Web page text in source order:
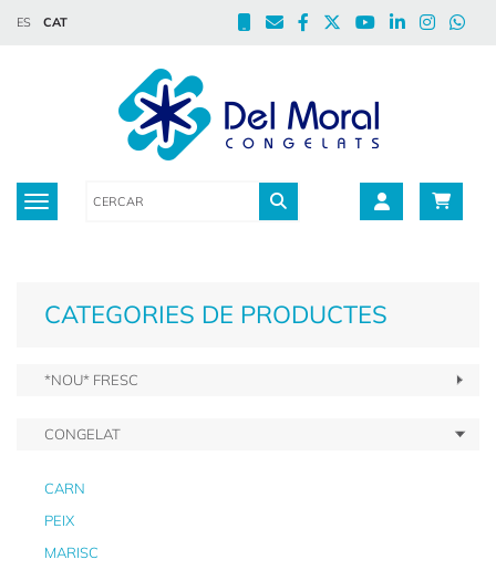
ES CAT
Toggle navigation
CATEGORIES DE PRODUCTES
*NOU* FRESC
CONGELAT
CARN
PEIX
MARISC